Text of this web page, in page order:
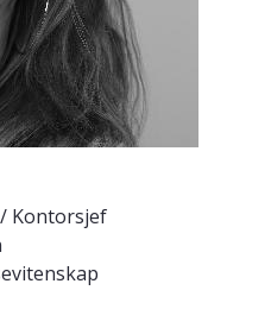
Kontorsjef